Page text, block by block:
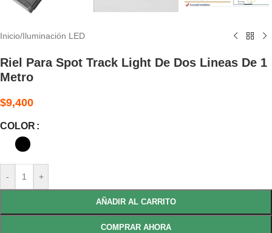
Inicio/Iluminación LED
Riel Para Spot Track Light De Dos Lineas De 1
Metro
$9,400
COLOR
- +
AÑADIR AL CARRITO
COMPRAR AHORA